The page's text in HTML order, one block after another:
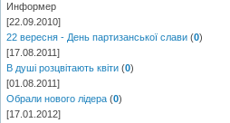
Информер
[22.09.2010]
22 вересня - День партизанської слави (0)
[17.08.2011]
В душі розцвітають квіти (0)
[01.08.2011]
Обрали нового лідера (0)
[17.01.2012]